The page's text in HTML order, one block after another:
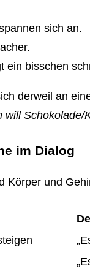
sich an.
ein bisschen
derweil an
will Schokolade/
im Dialog
Körper und